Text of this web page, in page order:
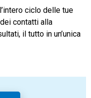
ciclo delle tue
contatti alla
il tutto in un’unica